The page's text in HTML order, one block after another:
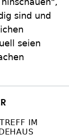
sind und
seien
IM